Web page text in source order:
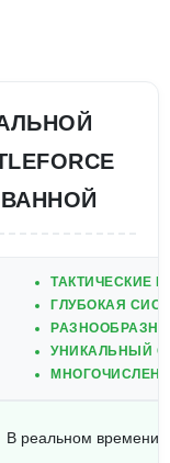
ТАКТИЧЕСКИЕ
ГЛУБОКАЯ
УНИКАЛЬНЫЙ
В реальном времени,